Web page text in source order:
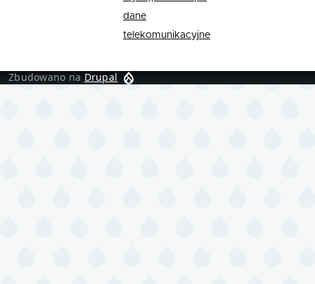
dane
telekomunikacyjne
Zbudowano na Drupal